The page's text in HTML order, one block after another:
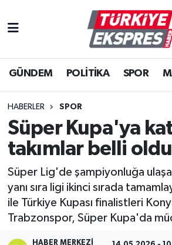
GÜNDEM POLİTİKA SPOR
HABERLER SPOR
Süper Kupa'ya
takımlar belli oldu
Süper Lig'de şampiyonluğa
yanı sıra ligi ikinci sırada
ile Türkiye Kupası finalistleri
Trabzonspor, Süper Kupa'da
HABER MERKEZI
İstanbul Nöbetçi Eczaneler
İstanbul Hava Durumu
İstanbul Namaz Vakitleri
İstanbul Trafik Yoğunluk
Tüm Manşetler
Son Dakika Haberleri